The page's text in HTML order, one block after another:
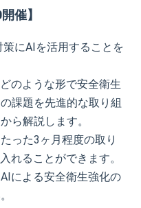
催】
にAIを活用することを
のような形で安全衛生
課題を先進的な取り組
ら解説します。
った3ヶ月程度の取り
れることができます。
による安全衛生強化の